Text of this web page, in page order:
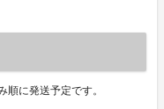
に発送予定です。